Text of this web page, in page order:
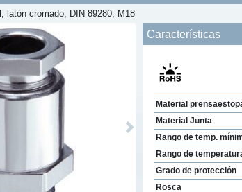
latón cromado, DIN 89280, M18
Next
Características
Material
Material Junta
Rango de temp.
Rango de
Grado de protección
Rosca